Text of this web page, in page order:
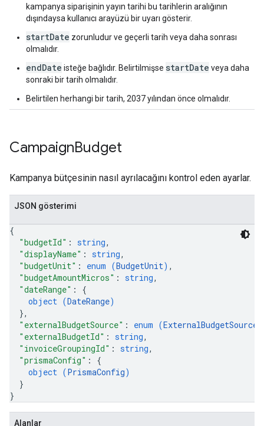
kampanya siparişinin yayın tarihi bu tarihlerin aralığının
dışındaysa kullanıcı arayüzü bir uyarı gösterir.
startDate zorunludur ve geçerli tarih veya daha sonrası
olmalıdır.
endDate isteğe bağlıdır. Belirtilmişse startDate veya daha
sonraki bir tarih olmalıdır.
Belirtilen herhangi bir tarih, 2037 yılından önce olmalıdır.
CampaignBudget
Kampanya bütçesinin nasıl ayrılacağını kontrol eden ayarlar.
JSON gösterimi
{
"budgetId" : string,
"displayName" : string,
"budgetUnit" : enum (BudgetUnit) ,
"budgetAmountMicros" : string,
"dateRange" : {
object (DateRange)
},
"externalBudgetSource" : enum (ExternalBudgetSource
"externalBudgetId" : string,
"invoiceGroupingId" : string,
"prismaConfig" : {
object (PrismaConfig)
}
}
Alanlar